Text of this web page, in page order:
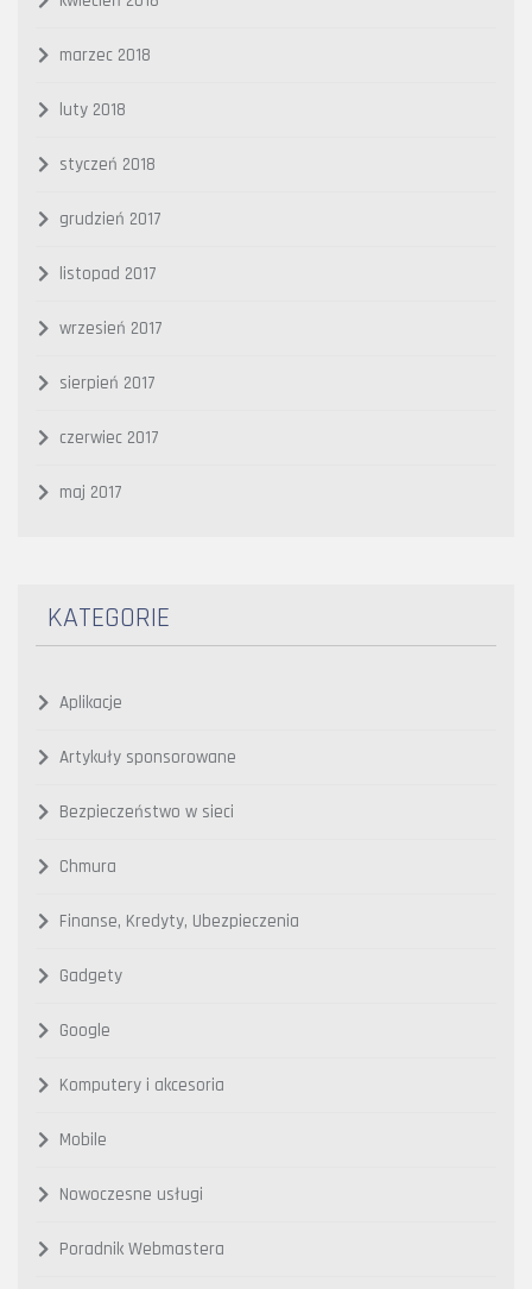
marzec 2018
luty 2018
styczeń 2018
grudzień 2017
listopad 2017
wrzesień 2017
sierpień 2017
czerwiec 2017
maj 2017
KATEGORIE
Aplikacje
Artykuły sponsorowane
Bezpieczeństwo w sieci
Chmura
Finanse, Kredyty, Ubezpieczenia
Gadgety
Google
Komputery i akcesoria
Mobile
Nowoczesne usługi
Poradnik Webmastera